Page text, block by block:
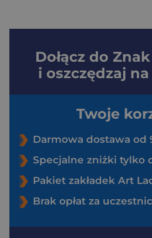
Dołącz do Znak
i oszczędzaj
Twoje
Darmowa dostawa od
Specjalne zniżki tylko
Pakiet zakładek Art
Brak opłat za